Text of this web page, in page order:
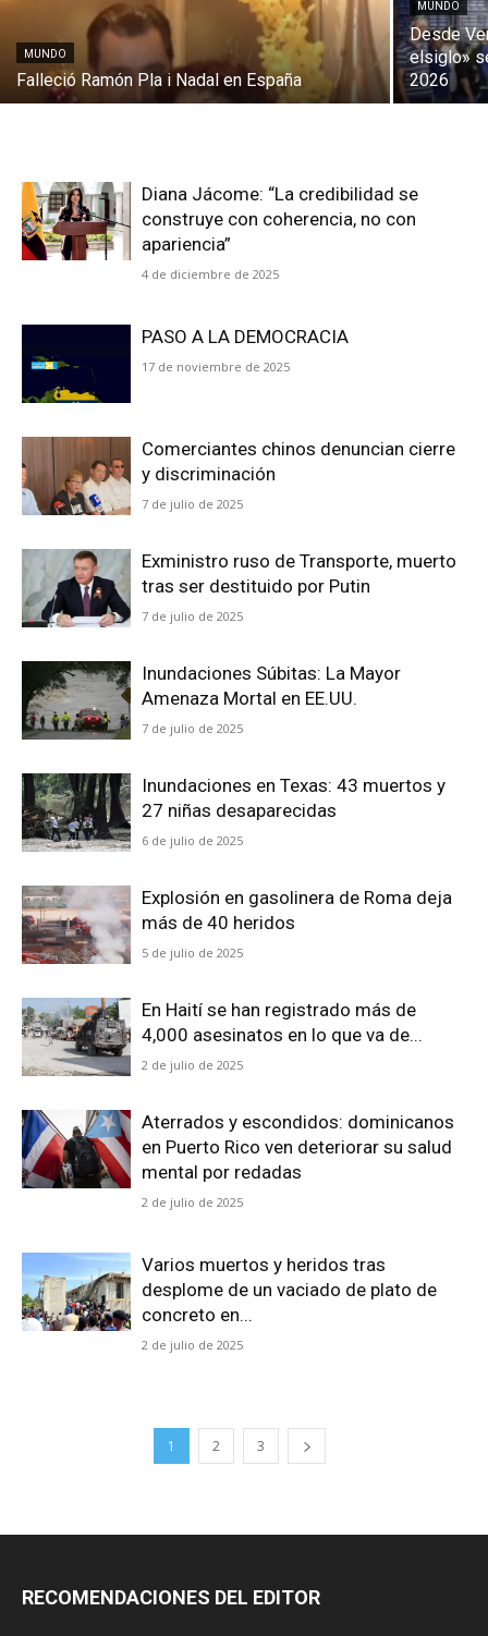
MUNDO
Falleció Ramón Pla i Nadal en España
MUNDO
Desde
elsiglo»
2026
Diana Jácome: “La credibilidad se
construye con coherencia, no con
apariencia”
4 de diciembre de 2025
PASO A LA DEMOCRACIA
17 de noviembre de 2025
Comerciantes chinos denuncian cierre
y discriminación
7 de julio de 2025
Exministro ruso de Transporte, muerto
tras ser destituido por Putin
7 de julio de 2025
Inundaciones Súbitas: La Mayor
Amenaza Mortal en EE.UU.
7 de julio de 2025
Inundaciones en Texas: 43 muertos y
27 niñas desaparecidas
6 de julio de 2025
Explosión en gasolinera de Roma deja
más de 40 heridos
5 de julio de 2025
En Haití se han registrado más de
4,000 asesinatos en lo que va de...
2 de julio de 2025
Aterrados y escondidos: dominicanos
en Puerto Rico ven deteriorar su salud
mental por redadas
2 de julio de 2025
Varios muertos y heridos tras
desplome de un vaciado de plato de
concreto en...
2 de julio de 2025
1 2 3
RECOMENDACIONES DEL EDITOR